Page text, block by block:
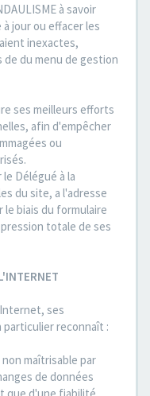
à savoir
jour ou effacer les
inexactes,
de du menu de gestion
ses meilleurs efforts
afin d'empêcher
ou
Délégué à la
du site, a l'adresse
le biais du formulaire
totale de ses
ses
reconnaît :
maîtrisable par
de données